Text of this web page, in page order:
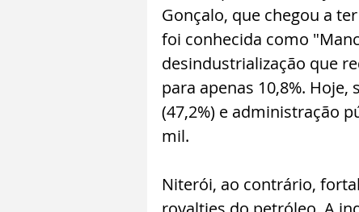
Gonçalo, que chegou a
foi conhecida como
desindustrialização que
para apenas 10,8%.
(47,2%) e administração
mil.
Niterói, ao contrário,